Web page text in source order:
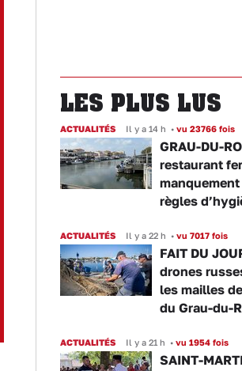
LES PLUS LUS
ACTUALITÉS Il y a 14 h • vu 23766 fois
GRAU-DU-
restaurant
règles
ACTUALITÉS Il y a 22 h • vu 7017 fois
FAIT DU
drones
les mailles
du Grau-du-
ACTUALITÉS Il y a 21 h • vu 1954 fois
SAINT-